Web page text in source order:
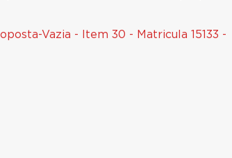
Vazia - Item 30 - Matricula 15133 -